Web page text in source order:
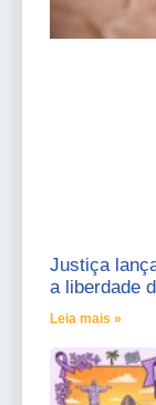
Justiça
a liberdade
Leia mais »